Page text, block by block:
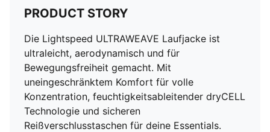
PRODUCT STORY
Die Lightspeed ULTRAWEAVE Laufjacke ist
ultraleicht, aerodynamisch und für
Bewegungsfreiheit gemacht. Mit
uneingeschränktem Komfort für volle
Konzentration, feuchtigkeitsableitender dryCELL
Technologie und sicheren
Reißverschlusstaschen für deine Essentials.